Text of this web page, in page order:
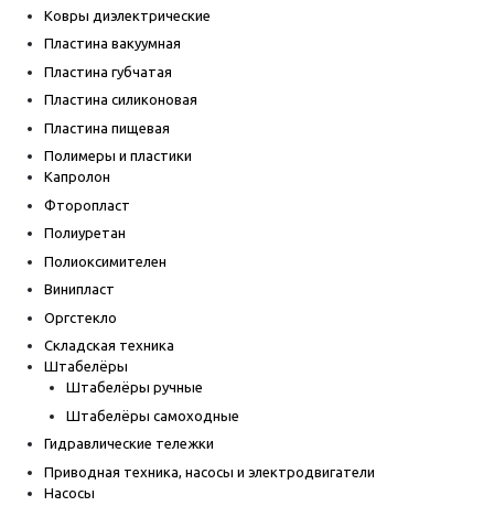
Ковры диэлектрические
Пластина вакуумная
Пластина губчатая
Пластина силиконовая
Пластина пищевая
Полимеры и пластики
Капролон
Фторопласт
Полиуретан
Полиоксимителен
Винипласт
Оргстекло
Складская техника
Штабелёры
Штабелёры ручные
Штабелёры самоходные
Гидравлические тележки
Приводная техника, насосы и электродвигатели
Насосы